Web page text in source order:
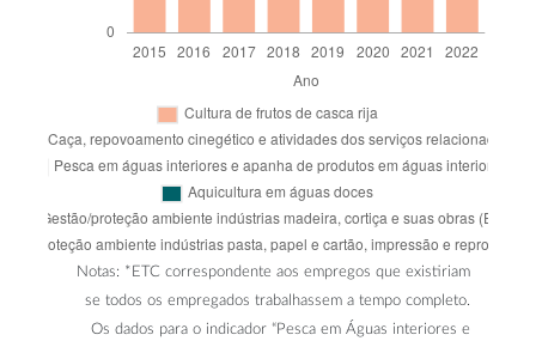
Notas: *ETC correspondente aos empregos que existiriam
se todos os empregados trabalhassem a tempo completo.
Os dados para o indicador “Pesca em Águas interiores e